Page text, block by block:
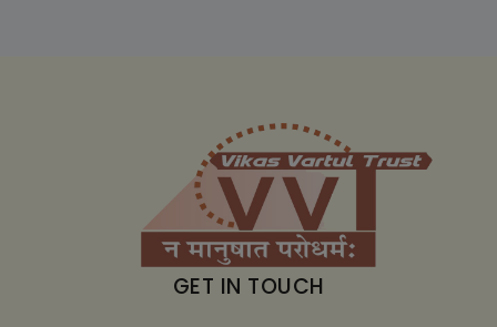
GET IN TOUCH